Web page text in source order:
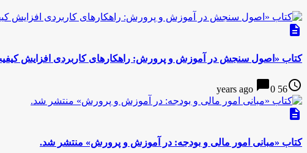
description
کتاب «اصول سنجش در آموزش و پرورش: راهکارهای کاربردی افزایش
access_time
56 years ago
chat_bubble0
description
کتاب «مبانی امور مالی و بودجه: در آموزش و پرورش» منتشر شد.